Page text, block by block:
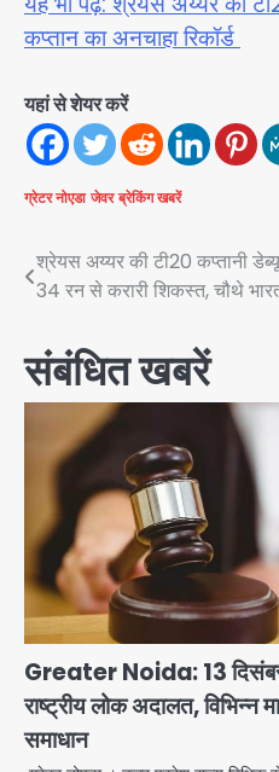
कप्तान का अनचाहा रिकॉर्ड
यहां से शेयर करें
ग्रेटर नोएडा जेवर ब्रेकिंग खबरें
Post
navigation
श्रेयस अय्यर की टी20 कप्तानी
34 रन से करारी शिकस्त, चौथे
संबंधित खबरें
Greater Noida: 13 दिसंबर
राष्ट्रीय लोक अदालत, विभिन्न
समाधान